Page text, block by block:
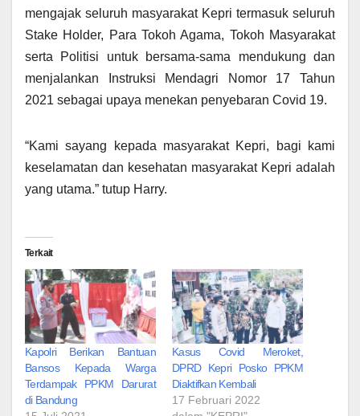
mengajak seluruh masyarakat Kepri termasuk seluruh
Stake Holder, Para Tokoh Agama, Tokoh Masyarakat
serta Politisi untuk bersama-sama mendukung dan
menjalankan Instruksi Mendagri Nomor 17 Tahun
2021 sebagai upaya menekan penyebaran Covid 19.
“Kami sayang kepada masyarakat Kepri, bagi kami
keselamatan dan kesehatan masyarakat Kepri adalah
yang utama.” tutup Harry.
Terkait
Kapolri Berikan Bantuan
Bansos Kepada Warga
Terdampak PPKM Darurat
di Bandung
Kasus Covid Meroket,
DPRD Kepri Posko PPKM
Diaktifkan Kembali
17 Februari 2022